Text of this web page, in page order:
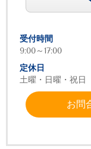
受付時間
9:00～17:00
定休日
土曜・日曜・祝日
お問